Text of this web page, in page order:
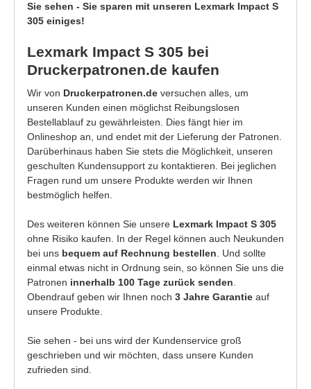
Sie sehen - Sie sparen mit unseren Lexmark Impact S
305 einiges!
Lexmark Impact S 305 bei
Druckerpatronen.de kaufen
Wir von Druckerpatronen.de versuchen alles, um
unseren Kunden einen möglichst Reibungslosen
Bestellablauf zu gewährleisten. Dies fängt hier im
Onlineshop an, und endet mit der Lieferung der Patronen.
Darüberhinaus haben Sie stets die Möglichkeit, unseren
geschulten Kundensupport zu kontaktieren. Bei jeglichen
Fragen rund um unsere Produkte werden wir Ihnen
bestmöglich helfen.
Des weiteren können Sie unsere Lexmark Impact S 305
ohne Risiko kaufen. In der Regel können auch Neukunden
bei uns bequem auf Rechnung bestellen . Und sollte
einmal etwas nicht in Ordnung sein, so können Sie uns die
Patronen innerhalb 100 Tage zurück senden
Obendrauf geben wir Ihnen noch 3 Jahre Garantie auf
unsere Produkte.
Sie sehen - bei uns wird der Kundenservice groß
geschrieben und wir möchten, dass unsere Kunden
zufrieden sind.